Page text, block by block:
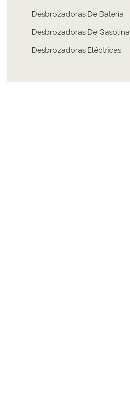
Desbrozadoras De Batería
Desbrozadoras De Gasolina
Desbrozadoras Eléctricas